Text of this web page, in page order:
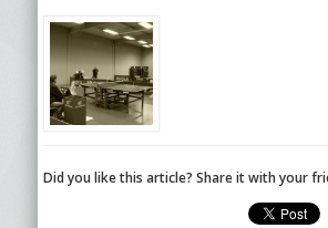
Did you like this article? Share it with your